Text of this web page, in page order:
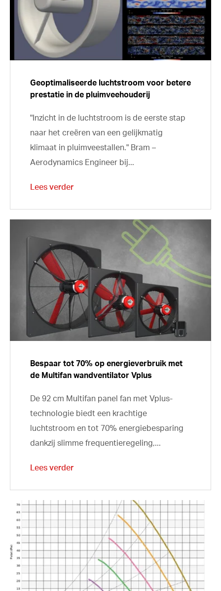
Geoptimaliseerde luchtstroom voor betere
prestatie in de pluimveehouderij
"Inzicht in de luchtstroom is de eerste stap
naar het creëren van een gelijkmatig
klimaat in pluimveestallen." Bram –
Aerodynamics Engineer bij...
Lees verder
Bespaar tot 70% op energieverbruik met
de Multifan wandventilator Vplus
De 92 cm Multifan panel fan met Vplus-
technologie biedt een krachtige
luchtstroom en tot 70% energiebesparing
dankzij slimme frequentieregeling,...
Lees verder